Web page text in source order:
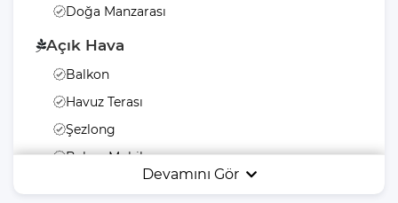
Doğa Manzarası
Açık Hava
Balkon
Havuz Terası
Şezlong
Bahçe Mobilyası
Bahçe Veya Arka
Devamını Gör